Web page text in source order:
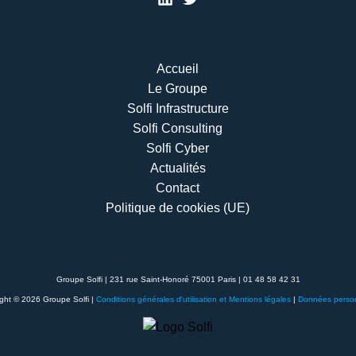
Accueil
Le Groupe
Solfi Infrastructure
Solfi Consulting
Solfi Cyber
Actualités
Contact
Politique de cookies (UE)
Groupe Solfi | 231 rue Saint-Honoré 75001 Paris | 01 48 58 42 31
© 2026 Groupe Solfi | Conditions générales d'utilisation et Mentions légales| Données